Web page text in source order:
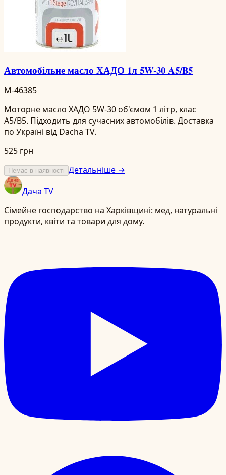
Автомобільне масло ХАДО 1л 5W-30 A5/B5
M-46385
Моторне масло ХАДО 5W-30 об'ємом 1 літр, клас
A5/B5. Підходить для сучасних автомобілів. Доставка
по Україні від Dacha TV.
525 грн
Немає в наявності Детальніше →
Дача TV
Сімейне господарство на Харківщині: мед, натуральні
продукти, квіти та товари для дому.